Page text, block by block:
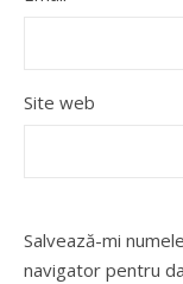
Site web
Salvează-mi
navigator pentru